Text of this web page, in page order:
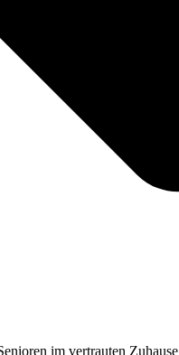
im vertrauten Zuhause